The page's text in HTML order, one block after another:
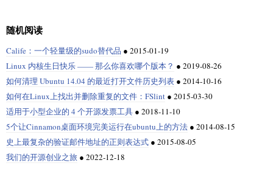
随机阅读
Calife：一个轻量级的sudo替代品 ● 2015-01-19
Linux 内核生日快乐 —— 那么你喜欢哪个版本？ ● 2019-08-26
如何清理 Ubuntu 14.04 的最近打开文件历史列表 ● 2014-10-16
如何在Linux上找出并删除重复的文件：FSlint ● 2015-03-30
适用于小型企业的 4 个开源发票工具 ● 2018-11-10
5个让Cinnamon桌面环境完美运行在ubuntu上的方法 ● 2014-08-15
史上最复杂的验证邮件地址的正则表达式 ● 2015-08-05
我们的开源创业之旅 ● 2022-12-18